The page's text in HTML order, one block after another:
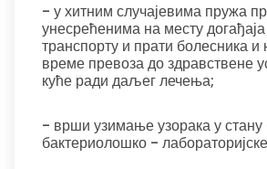
- у хитним случајевима пружа
унесрећенима на месту
транспорту и прати болесника и
време превоза до здравствене
куће ради даљег лечења;
- врши узимање узорака у стану
бактериолошко -